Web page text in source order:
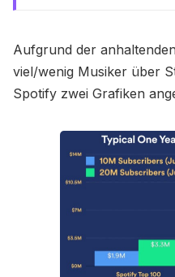
Aufgrund der
viel/wenig Musiker über
Spotify zwei Grafiken